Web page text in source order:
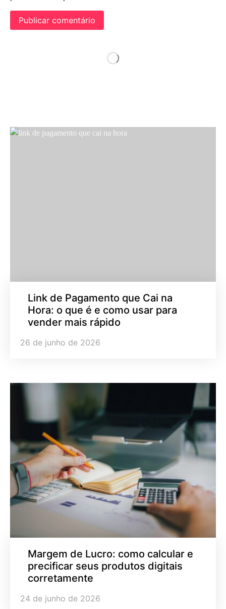
Link de Pagamento que Cai na
Hora: o que é e como usar para
vender mais rápido
26 de junho de 2026
Margem de Lucro: como calcular e
precificar seus produtos digitais
corretamente
24 de junho de 2026